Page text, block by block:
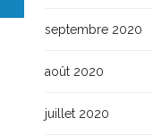
septembre 2020
août 2020
juillet 2020